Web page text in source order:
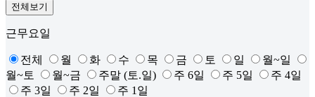
전체보기
근무요일
전체 월 화 수 목 금 토 일
월~일
월~토
월~금 주말 (토.일) 주 6일 주 5일
주 4일
주 3일
주 2일 주 1일